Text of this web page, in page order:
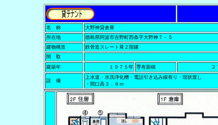
名 称
大野神貸倉庫
所在地
徳島県阿波市吉野町西条字大野神７－５
建物構造
鉄骨造スレート葺２階建
間 取
建築年
１９７５年 専有面積 ２
設 備
上水道・水洗浄化槽・電話引き込み線有り・現状渡し
・間口高３．６ｍ